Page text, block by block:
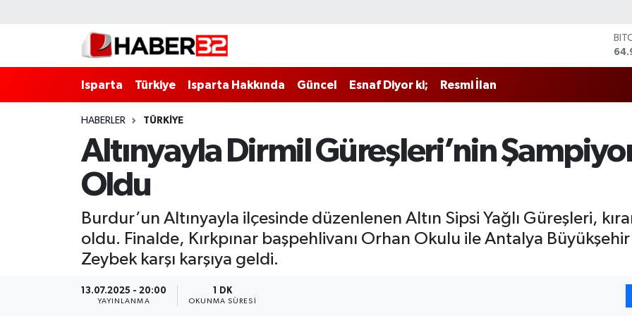
Isparta Türkiye Isparta Hakkında Güncel Esnaf Diyor ki; Resmi İlan
HABERLER TÜRKİYE
Altınyayla Dirmil Güreşleri’nin
Oldu
Burdur’un Altınyayla ilçesinde düzenlenen Altın Sipsi Yağlı Güreşleri,
oldu. Finalde, Kırkpınar başpehlivanı Orhan Okulu ile Antalya
Zeybek karşı karşıya geldi.
13.07.2025 - 20:00
YAYINLANMA
1 DK
OKUNMA SÜRESI
Isparta Hakkında
Esnaf Diyor ki;
BİLİM VE TEKNOLOJİ
Isparta Nöbetçi Eczaneler
Isparta Hava Durumu
Isparta Trafik Yoğunluk Haritası
Süper Lig Puan Durumu ve Fikstür
Tüm Manşetler
Son Dakika Haberleri
Haber Arşivi